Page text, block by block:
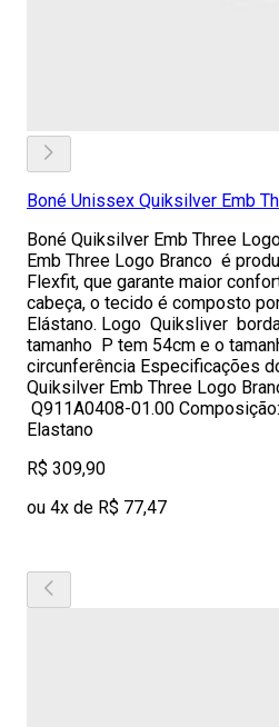
Boné Unissex Quiksilver Emb
Boné Quiksilver Emb Three
Emb Three Logo Branco é
Flexfit, que garante maior
cabeça, o tecido é composto
Elástano. Logo Quiksliver
tamanho P tem 54cm e o
circunferência Especificações
Quiksilver Emb Three Logo
Q911A0408-01.00
Elastano
R$ 309,90
ou 4x de R$ 77,47